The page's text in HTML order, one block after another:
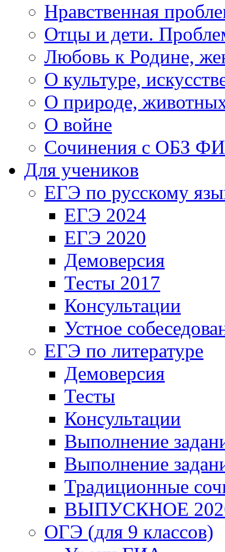
Нравственная
Отцы и дети.
Любовь к Родине,
О культуре,
О природе,
О войне
Сочинения с ОБЗ
Для учеников
ЕГЭ по русскому
ЕГЭ 2024
ЕГЭ 2020
Демоверсия
Тесты 2017
Консультации
Устное
ЕГЭ по литературе
Демоверсия
Тесты
Консультации
Выполнение
Выполнение
Традиционные
ВЫПУСКНОЕ
ОГЭ (для 9 классов)